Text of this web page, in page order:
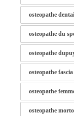
osteopathe
osteopathe du
osteopathe
osteopathe fascia
osteopathe
osteopathe